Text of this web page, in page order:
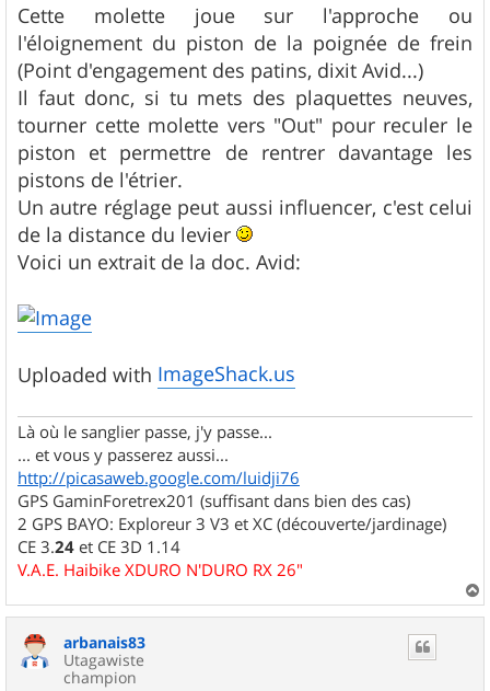
Cette molette joue sur l'approche ou
l'éloignement du piston de la poignée de frein
(Point d'engagement des patins, dixit Avid...)
Il faut donc, si tu mets des plaquettes neuves,
tourner cette molette vers "Out" pour reculer le
piston et permettre de rentrer davantage les
pistons de l'étrier.
Un autre réglage peut aussi influencer, c'est celui
de la distance du levier
Voici un extrait de la doc. Avid:
Uploaded with ImageShack.us
Là où le sanglier passe, j'y passe...
... et vous y passerez aussi...
http://picasaweb.google.com/luidji76
GPS GaminForetrex201 (suffisant dans bien des cas)
2 GPS BAYO: Exploreur 3 V3 et XC (découverte/jardinage)
CE 3.24 et CE 3D 1.14
V.A.E. Haibike XDURO N'DURO RX 26"
a
arbanais83
Utagawiste
champion